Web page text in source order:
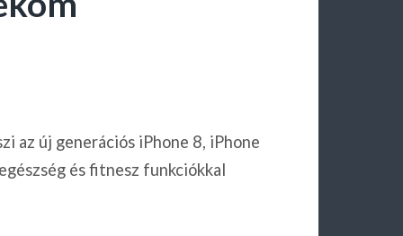
az új generációs iPhone 8, iPhone
és fitnesz funkciókkal